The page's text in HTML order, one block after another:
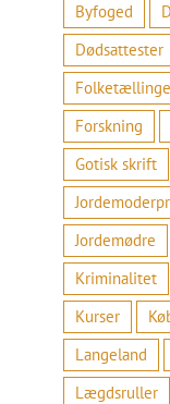
Byfoged
Dødsattester
Forskning
Gotisk skrift
Jordemødre
Kriminalitet
Kurser
Langeland
Lægdsruller